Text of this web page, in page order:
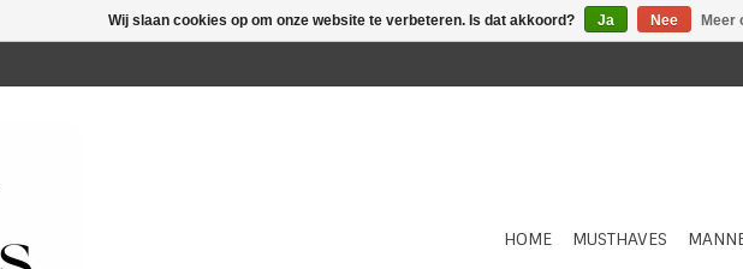
HOME MUSTHAVES
Wij slaan cookies op om onze website te verbeteren. Is dat akkoord? Ja Nee Meer